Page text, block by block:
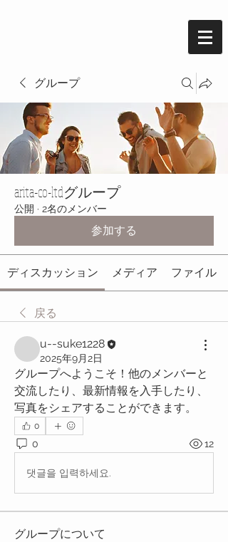
グループ
arita-co-ltdグループ
公開 · 2名のメンバー
参加する
ディスカッション メディア ファイル
戻る
u--suke1228
2025年9月2日
グループへようこそ！他のメンバーと
交流したり、最新情報を入手したり、
写真をシェアすることができます。
0
0 12
댓글을 입력하세요.
グループについて